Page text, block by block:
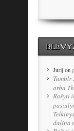
Jurijon
Tumblr
arba
Rašyti
dalina